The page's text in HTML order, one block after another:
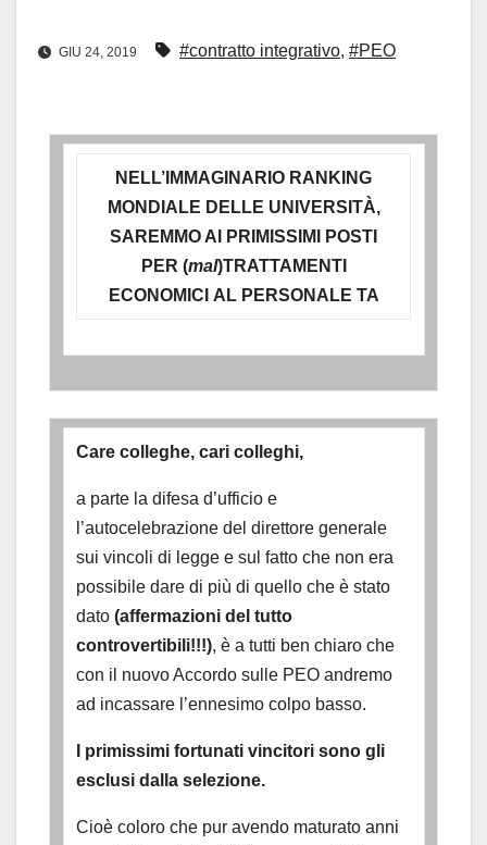
GIU 24, 2019 #contratto integrativo, #PEO
NELL’IMMAGINARIO RANKING
MONDIALE DELLE UNIVERSITÀ,
SAREMMO AI PRIMISSIMI POSTI
PER (mal)TRATTAMENTI
ECONOMICI AL PERSONALE TA
Care colleghe, cari colleghi,
a parte la difesa d’ufficio e
l’autocelebrazione del direttore generale
sui vincoli di legge e sul fatto che non era
possibile dare di più di quello che è stato
dato (affermazioni del tutto
controvertibili!!!), è a tutti ben chiaro che
con il nuovo Accordo sulle PEO andremo
ad incassare l’ennesimo colpo basso.
I primissimi fortunati vincitori sono gli
esclusi dalla selezione.
Cioè coloro che pur avendo maturato anni